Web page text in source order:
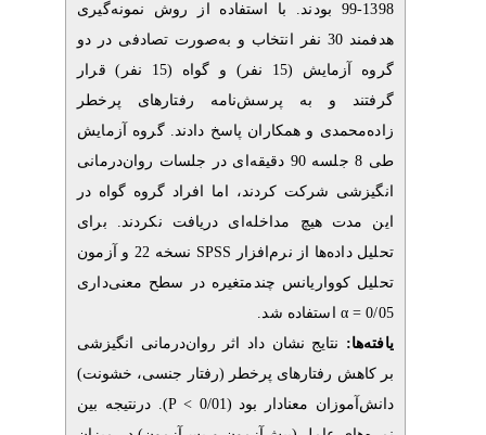
1398-99 بودند. با استفاده از روش نمونه‌گیری
هدفمند 30 نفر انتخاب و به‌صورت تصادفی در دو
گروه آزمایش (15 نفر) و گواه (15 نفر) قرار
و به پرسش‌نامه‌ رفتارهای پرخطر
و همکاران پاسخ دادند. گروه آزمایش
طی 8 جلسه 90 دقیقه‌ای در جلسات روان‌درمانی
شرکت کردند، اما افراد گروه گواه در
هیچ مداخله‌ای دریافت نکردند. برای
از نرم‌افزارSPSS
نسخه 22 و آزمون
چندمتغیره در سطح معنی‌داری
نتایج نشان داد اثر روان‌درمانی انگیزشی
رفتارهای پرخطر (رفتار جنسی، خشونت)
معنادار بود (0/01 >
). درنتیجه بین